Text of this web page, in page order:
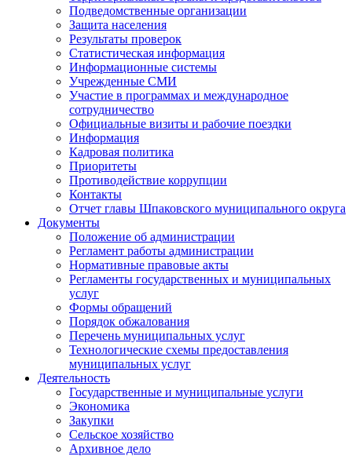
Подведомственные организации
Защита населения
Результаты проверок
Статистическая информация
Информационные системы
Учрежденные СМИ
Участие в программах и международное
сотрудничество
Официальные визиты и рабочие поездки
Информация
Кадровая политика
Приоритеты
Противодействие коррупции
Контакты
Отчет главы Шпаковского муниципального округа
Документы
Положение об администрации
Регламент работы администрации
Нормативные правовые акты
Регламенты государственных и муниципальных
услуг
Формы обращений
Порядок обжалования
Перечень муниципальных услуг
Технологические схемы предоставления
муниципальных услуг
Деятельность
Государственные и муниципальные услуги
Экономика
Закупки
Сельское хозяйство
Архивное дело